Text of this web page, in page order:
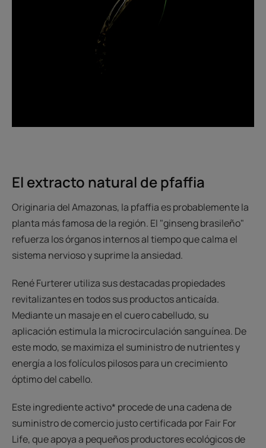
El extracto natural de pfaffia
Originaria del Amazonas, la pfaffia es probablemente la
planta más famosa de la región. El "ginseng brasileño"
refuerza los órganos internos al tiempo que calma el
sistema nervioso y suprime la ansiedad.
René Furterer utiliza sus destacadas propiedades
revitalizantes en todos sus productos anticaída.
Mediante un masaje en el cuero cabelludo, su
aplicación estimula la microcirculación sanguínea. De
este modo, se maximiza el suministro de nutrientes y
energía a los folículos pilosos para un crecimiento
óptimo del cabello.
Este ingrediente activo* procede de una cadena de
suministro de comercio justo certificada por Fair For
Life, que apoya a pequeños productores ecológicos de